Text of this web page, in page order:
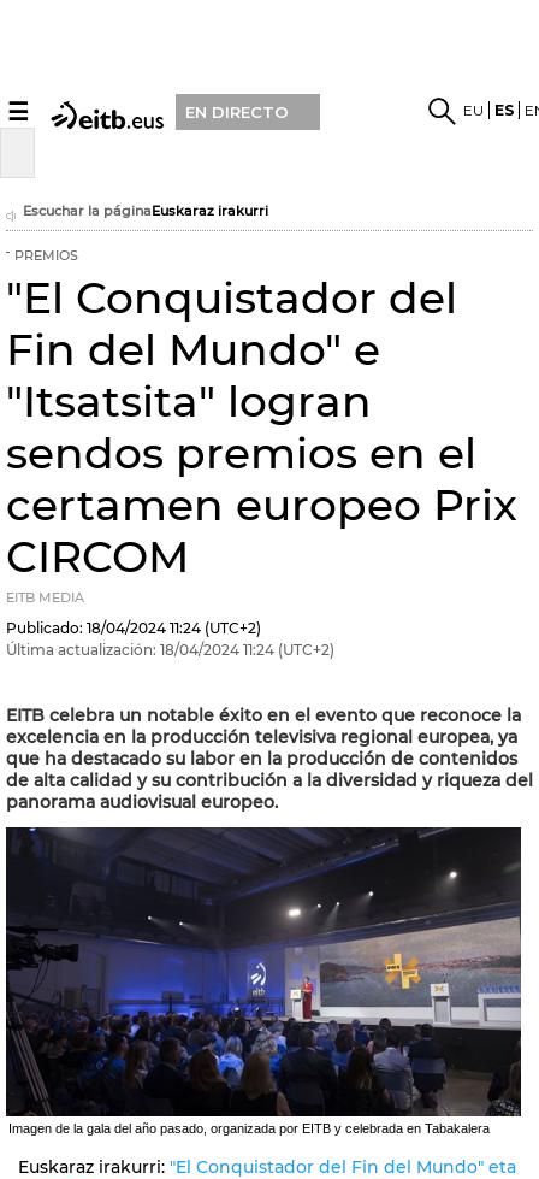
☰ EN DIRECTO EU ES
Escuchar la páginaEuskaraz irakurri
PREMIOS
"El Conquistador del
Fin del Mundo" e
"Itsatsita" logran
sendos premios en el
certamen europeo Prix
CIRCOM
EITB MEDIA
Publicado: 18/04/2024 11:24 (UTC+2)
Última actualización: 18/04/2024 11:24 (UTC+2)
EITB celebra un notable éxito en el evento que reconoce la
excelencia en la producción televisiva regional europea, ya
que ha destacado su labor en la producción de contenidos
de alta calidad y su contribución a la diversidad y riqueza del
panorama audiovisual europeo.
Imagen de la gala del año pasado, organizada por EITB y celebrada en Tabakalera
Euskaraz irakurri: "El Conquistador del Fin del Mundo" eta